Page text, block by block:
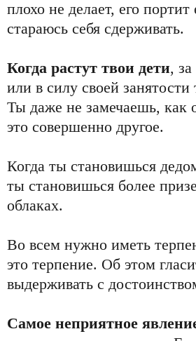
плохо не делает, его
стараюсь себя сдерживать.
Когда растут твои дети,
или в силу своей
Ты даже не замечаешь, как
это совершенно другое.
Когда ты становишься
ты становишься более
облаках.
Во всем нужно иметь
это терпение. Об этом
выдерживать с
Самое неприятное